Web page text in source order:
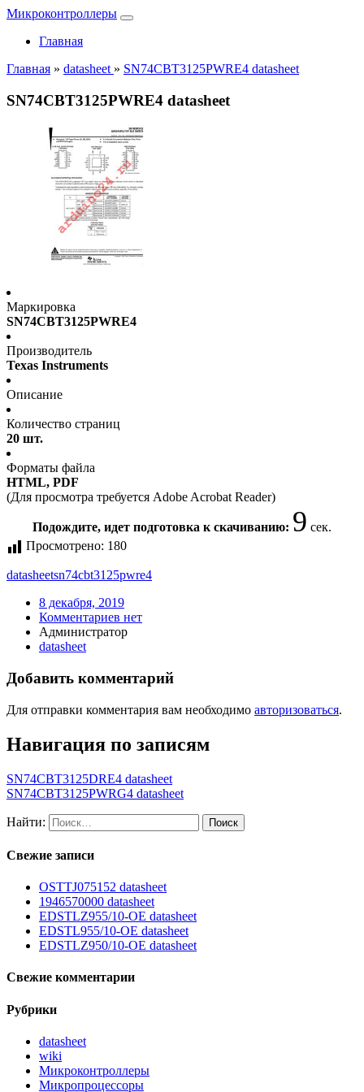
Микроконтроллеры
Главная
Главная » datasheet » SN74CBT3125PWRE4 datasheet
SN74CBT3125PWRE4 datasheet
Маркировка
SN74CBT3125PWRE4
Производитель
Texas Instruments
Описание
Количество страниц
20 шт.
Форматы файла
HTML, PDF
(Для просмотра требуется Adobe Acrobat Reader)
Подождите, идет подготовка к скачиванию: 9 сек.
Просмотрено: 180
datasheetsn74cbt3125pwre4
8 декабря, 2019
Комментариев нет
Администратор
datasheet
Добавить комментарий
Для отправки комментария вам необходимо авторизоваться.
Навигация по записям
SN74CBT3125DRE4 datasheet
SN74CBT3125PWRG4 datasheet
Найти:
Свежие записи
OSTTJ075152 datasheet
1946570000 datasheet
EDSTLZ955/10-OE datasheet
EDSTL955/10-OE datasheet
EDSTLZ950/10-OE datasheet
Свежие комментарии
Рубрики
datasheet
wiki
Микроконтроллеры
Микропроцессоры